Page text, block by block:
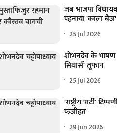
जब भाजपा
पहनाया 'काला बैज'!
25 Jul 2026
शोभनदेव के
सियासी तूफान
25 Jul 2026
'राष्ट्रीय पार्टी'
फजीहत
29 Jun 2026